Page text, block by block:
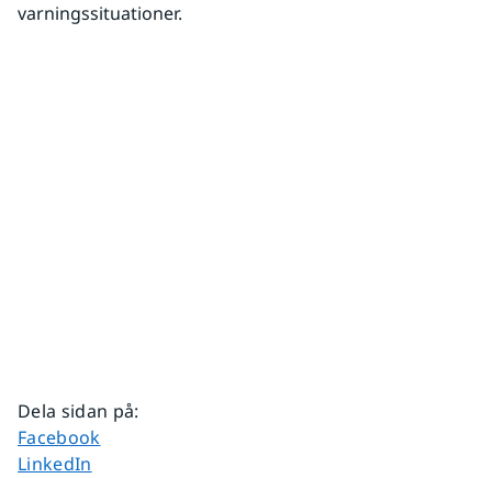
varningssituationer.
Dela sidan på:
Dela sidan på
Facebook
Dela sidan på
LinkedIn